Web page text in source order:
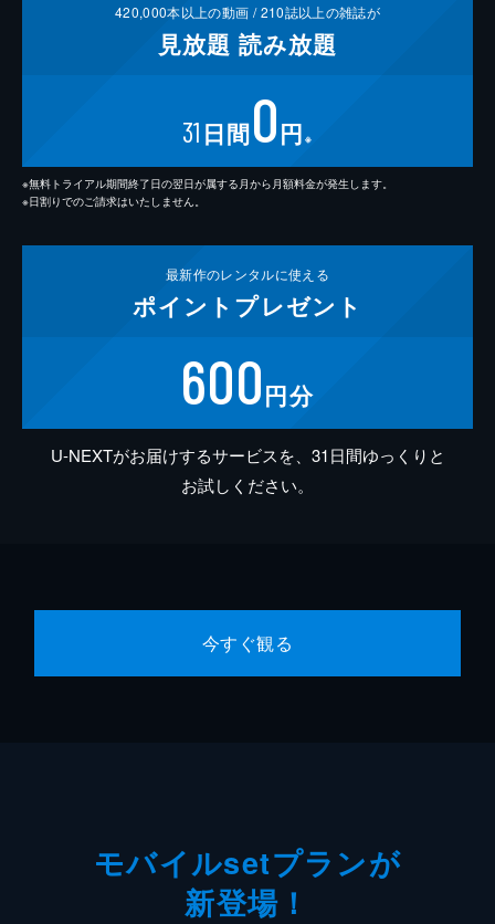
420,000本以上の動画 /210誌以上の雑誌が
見放題 読み放題
31 日間0円 ※
※無料トライアル期間終了日の翌日が属する月から月額料金が発生します。
※日割りでのご請求はいたしません。
最新作のレンタルに使える
ポイント プレゼント
600円分
U-NEXTがお届けするサービスを、31日間ゆっくりと
お試しください。
今すぐ観る
モバイルsetプランが
新登場！